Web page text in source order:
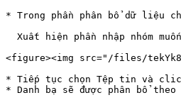
* Trong phần phân bổ dữ liệu
<figure><img src="/files/
* Tiếp tục chọn Tệp tin và
* Danh bạ sẽ được phân bổ